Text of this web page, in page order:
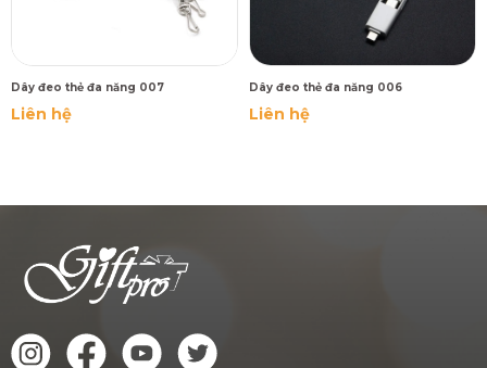
Dây đeo thẻ đa năng 007
Liên hệ
Dây đeo thẻ đa năng 006
Liên hệ